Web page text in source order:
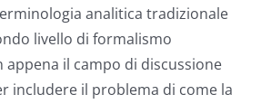
analitica tradizionale
livello di formalismo
appena il campo di discussione
includere il problema di come la